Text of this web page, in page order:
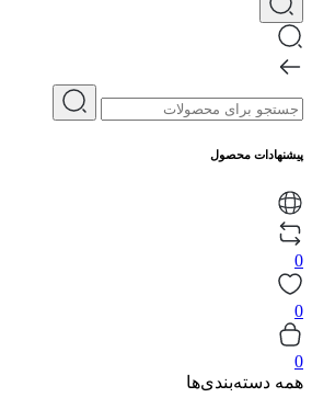
پیشنهادات محصول
0
0
0
همه دسته‌بندی‌ها